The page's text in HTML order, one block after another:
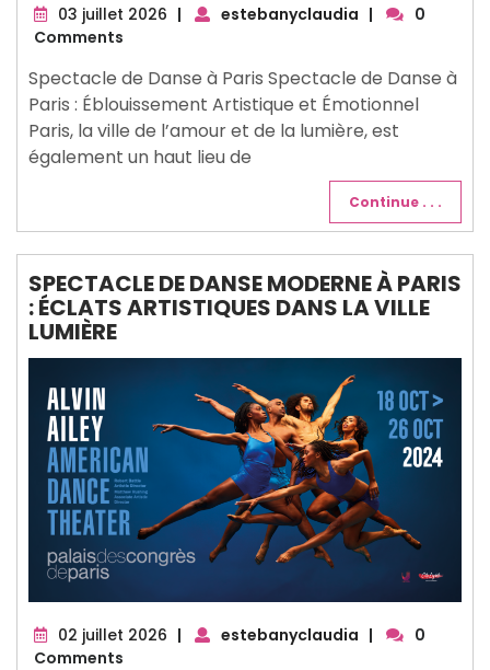
03 juillet 2026 03
| estebanyclaudia |
0
Comments
Spectacle de Danse à Paris Spectacle de Danse à
Paris : Éblouissement Artistique et Émotionnel
Paris, la ville de l’amour et de la lumière, est
également un haut lieu de
Continue . . .
SPECTACLE DE DANSE MODERNE À PARIS
: ÉCLATS ARTISTIQUES DANS LA VILLE
LUMIÈRE
02 juillet 2026 02
| estebanyclaudia |
0
Comments